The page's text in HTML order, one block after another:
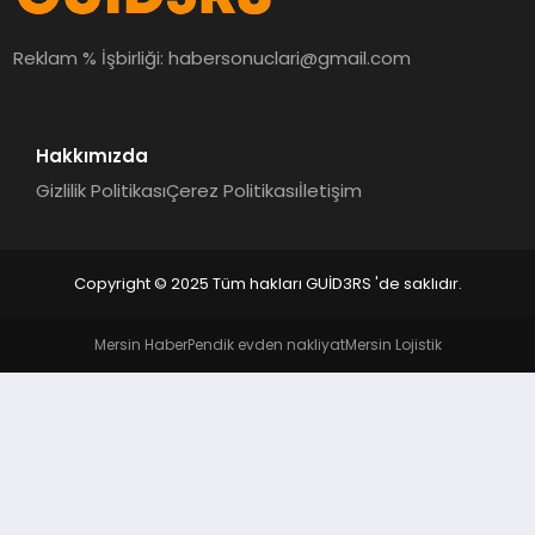
MAGAZIN
Reklam % İşbirliği:habersonuclari@gmail.com
Hakkımızda
Gizlilik PolitikasıÇerez Politikasıİletişim
Copyright © 2025 Tüm hakları GUİD3RS 'de saklıdır.
Mersin HaberPendik evden nakliyatMersin Lojistik